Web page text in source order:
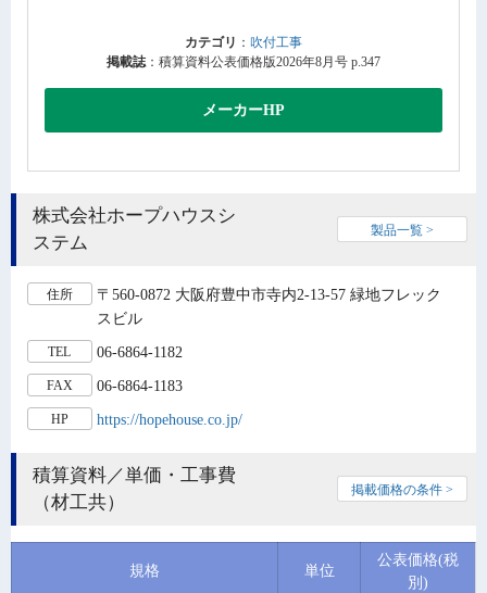
カテゴリ ： 吹付工事
掲載誌：積算資料公表価格版2026年8月号 p.347
メーカーHP
株式会社ホープハウスシ
ステム
製品一覧 >
住所
〒560-0872 大阪府豊中市寺内2-13-57 緑地フレック
スビル
TEL 06-6864-1182
FAX 06-6864-1183
HP https://hopehouse.co.jp/
積算資料／単価・工事費
（材工共）
掲載価格の条件 >
規格 単位
公表価格(税
別)